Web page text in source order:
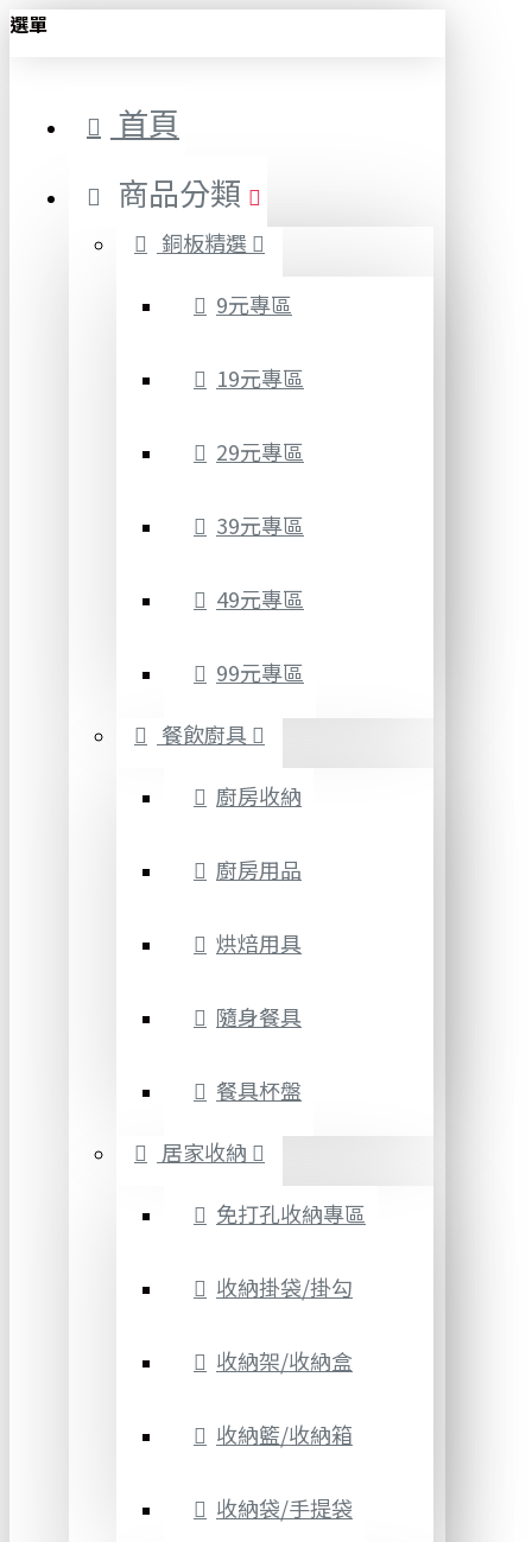
選單
首頁
商品分類
銅板精選
9元專區
19元專區
29元專區
39元專區
49元專區
99元專區
餐飲廚具
廚房收納
廚房用品
烘焙用具
隨身餐具
餐具杯盤
居家收納
免打孔收納專區
收納掛袋/掛勾
收納架/收納盒
收納籃/收納箱
收納袋/手提袋